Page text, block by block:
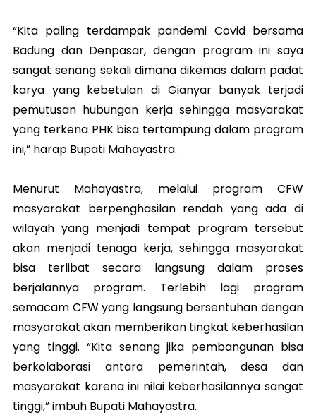
“Kita paling terdampak pandemi Covid bersama
Badung dan Denpasar, dengan program ini saya
sangat senang sekali dimana dikemas dalam padat
karya yang kebetulan di Gianyar banyak terjadi
pemutusan hubungan kerja sehingga masyarakat
yang terkena PHK bisa tertampung dalam program
ini,” harap Bupati Mahayastra.
Menurut Mahayastra, melalui program CFW
masyarakat berpenghasilan rendah yang ada di
wilayah yang menjadi tempat program tersebut
akan menjadi tenaga kerja, sehingga masyarakat
bisa terlibat secara langsung dalam proses
berjalannya program. Terlebih lagi program
semacam CFW yang langsung bersentuhan dengan
masyarakat akan memberikan tingkat keberhasilan
yang tinggi. “Kita senang jika pembangunan bisa
berkolaborasi antara pemerintah, desa dan
masyarakat karena ini nilai keberhasilannya sangat
tinggi,” imbuh Bupati Mahayastra.